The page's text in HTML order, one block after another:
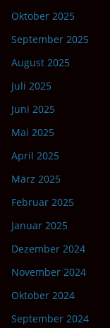
Oktober 2025
September 2025
August 2025
Juli 2025
Juni 2025
Mai 2025
April 2025
März 2025
Februar 2025
Januar 2025
Dezember 2024
November 2024
Oktober 2024
September 2024